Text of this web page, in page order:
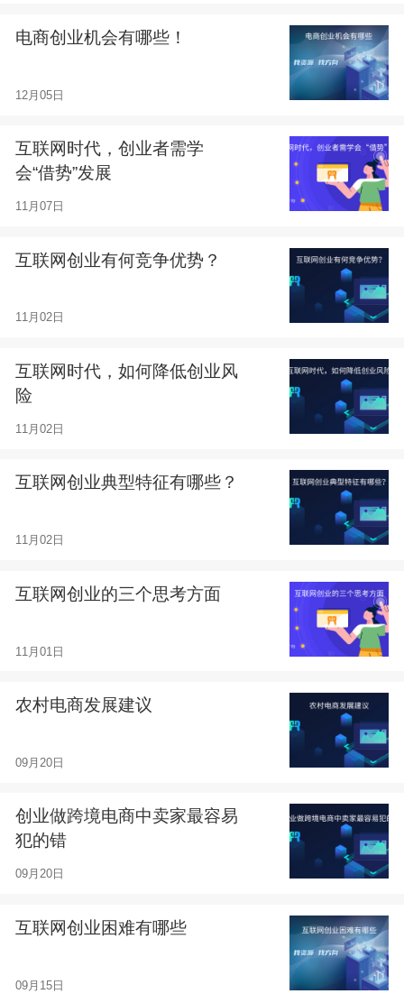
电商创业机会有哪些！
12月05日
互联网时代，创业者需学
会“借势”发展
11月07日
互联网创业有何竞争优势？
11月02日
互联网时代，如何降低创业风
险
11月02日
互联网创业典型特征有哪些？
11月02日
互联网创业的三个思考方面
11月01日
农村电商发展建议
09月20日
创业做跨境电商中卖家最容易
犯的错
09月20日
互联网创业困难有哪些
09月15日